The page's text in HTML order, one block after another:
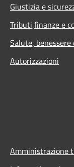
Giustizia e
Tributi,finanze e
Salute, benessere
Autorizzazioni
Amministrazione